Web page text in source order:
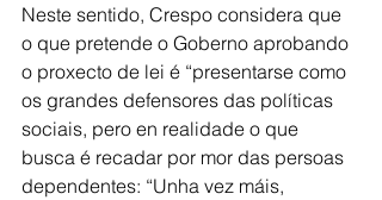
Neste sentido, Crespo considera que
o que pretende o Goberno aprobando
o proxecto de lei é “presentarse como
os grandes defensores das políticas
sociais, pero en realidade o que
busca é recadar por mor das persoas
dependentes: “Unha vez máis,